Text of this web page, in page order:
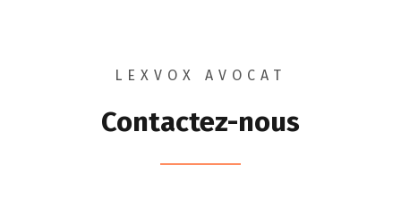
LEXVOX AVOCAT
Contactez-nous